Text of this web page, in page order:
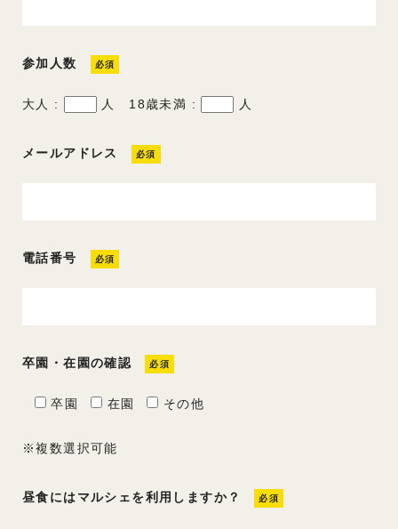
参加人数 必須
大人 : 人 18歳未満 : 人
メールアドレス 必須
電話番号 必須
卒園・在園の確認 必須
卒園 在園 その他
※複数選択可能
昼食にはマルシェを利用しますか？ 必須